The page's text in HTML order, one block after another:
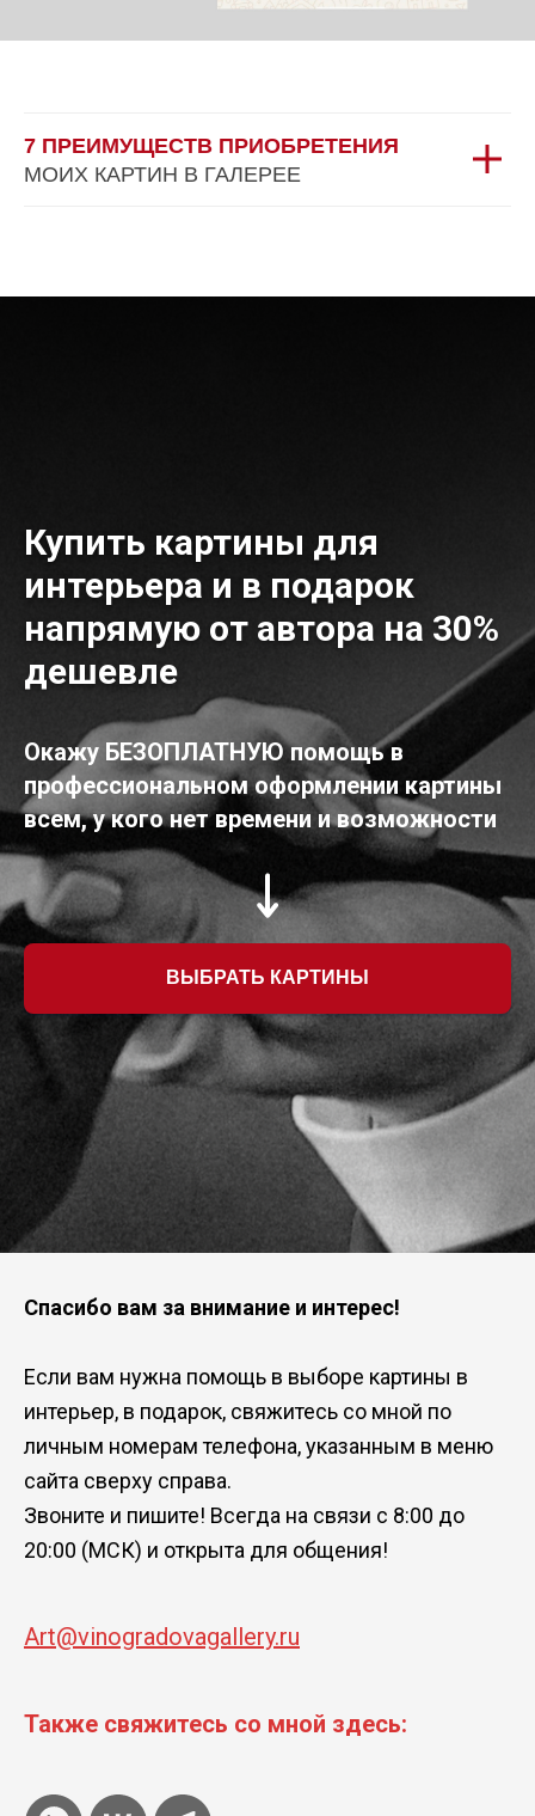
7 ПРЕИМУЩЕСТВ ПРИОБРЕТЕНИЯ
МОИХ КАРТИН В ГАЛЕРЕЕ
Купить картины для
интерьера и в подарок
напрямую от автора на 30%
дешевле
Окажу БЕЗОПЛАТНУЮ помощь в
профессиональном оформлении картины
всем, у кого нет времени и возможности
ВЫБРАТЬ КАРТИНЫ
Спасибо вам за внимание и интерес!
Если вам нужна помощь в выборе картины в
интерьер, в подарок, свяжитесь со мной по
личным номерам телефона, указанным в меню
сайта сверху справа.
Звоните и пишите! Всегда на связи с 8:00 до
20:00 (МСК) и открыта для общения!
Art@vinogradovagallery.ru
Также свяжитесь со мной здесь: